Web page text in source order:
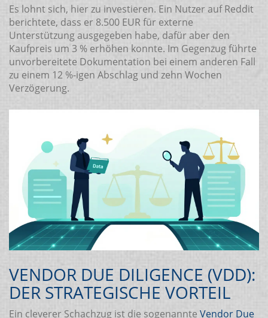
Es lohnt sich, hier zu investieren. Ein Nutzer auf Reddit
berichtete, dass er 8.500 EUR für externe
Unterstützung ausgegeben habe, dafür aber den
Kaufpreis um 3 % erhöhen konnte. Im Gegenzug führte
unvorbereitete Dokumentation bei einem anderen Fall
zu einem 12 %-igen Abschlag und zehn Wochen
Verzögerung.
VENDOR DUE DILIGENCE (VDD):
DER STRATEGISCHE VORTEIL
Ein cleverer Schachzug ist die sogenannte Vendor Due